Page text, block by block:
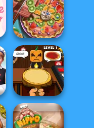
Caillou Chef
Pie Real Life
Cooking